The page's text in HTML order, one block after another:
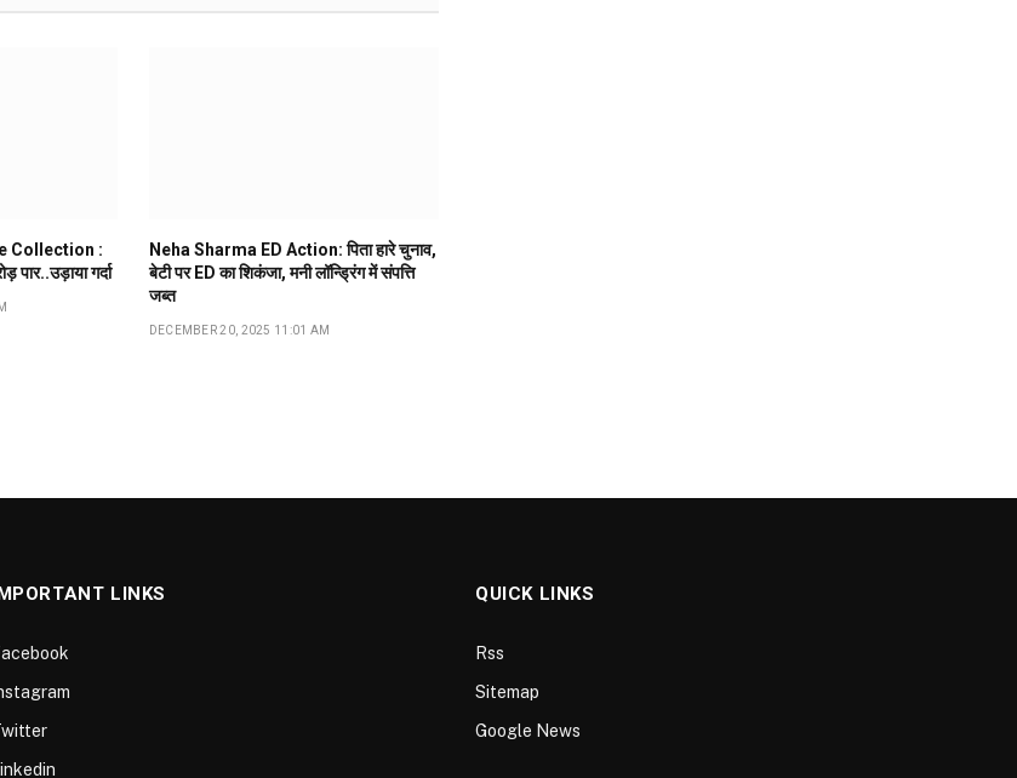
Collection :
पार..उड़ाया गर्दा
Neha Sharma ED Action: पिता हारे चुनाव,
बेटी पर ED का शिकंजा, मनी लॉन्ड्रिंग में संपत्ति
जब्त
DECEMBER 20, 2025 11:01 AM
LINKS QUICK LINKS
Rss
Sitemap
Google News